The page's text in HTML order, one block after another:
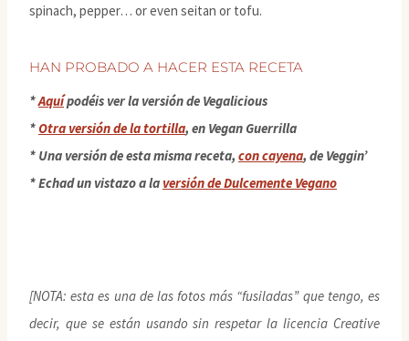
spinach, pepper… or even seitan or tofu.
HAN PROBADO A HACER ESTA RECETA
*Aquípodéis ver la versión de Vegalicious
*Otra versión de la tortilla, en Vegan Guerrilla
* Una versión de esta misma receta, con cayena, de Veggin’
* Echad un vistazo a la versión de Dulcemente Vegano
[NOTA: esta es una de las fotos más “fusiladas” que tengo, es
decir, que se están usando sin respetar la licencia Creative